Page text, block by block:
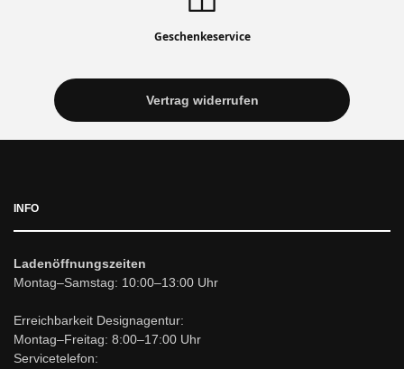
Geschenkeservice
Vertrag widerrufen
INFO
Ladenöffnungszeiten
Montag–Samstag: 10:00–13:00 Uhr
Erreichbarkeit Designagentur:
Montag–Freitag: 8:00–17:00 Uhr
Servicetelefon: